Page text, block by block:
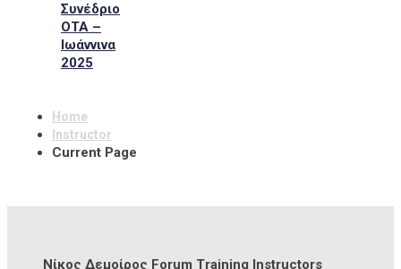
Συνέδριο
ΟΤΑ –
Ιωάννινα
2025
Home
Instructor
Current Page
Νίκος Δεμοίρος Forum Training Instructors